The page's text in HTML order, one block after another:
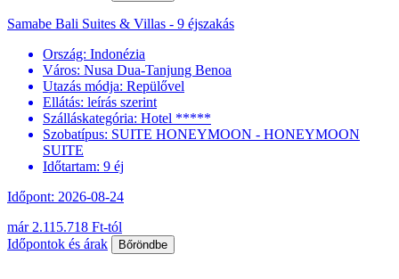
Samabe Bali Suites & Villas - 9 éjszakás
Ország: Indonézia
Város: Nusa Dua-Tanjung Benoa
Utazás módja: Repülővel
Ellátás: leírás szerint
Szálláskategória: Hotel *****
Szobatípus: SUITE HONEYMOON - HONEYMOON
SUITE
Időtartam: 9 éj
Időpont: 2026-08-24
már 2.115.718 Ft-tól
Időpontok és árak
Bőröndbe